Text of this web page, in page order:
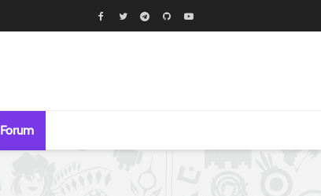
Forum